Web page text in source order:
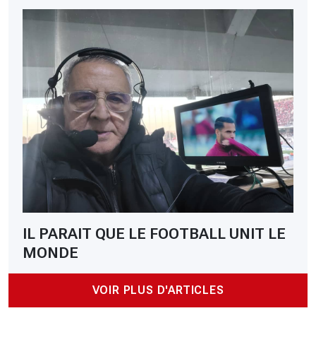
IL PARAIT QUE LE FOOTBALL UNIT LE
MONDE
VOIR PLUS D'ARTICLES